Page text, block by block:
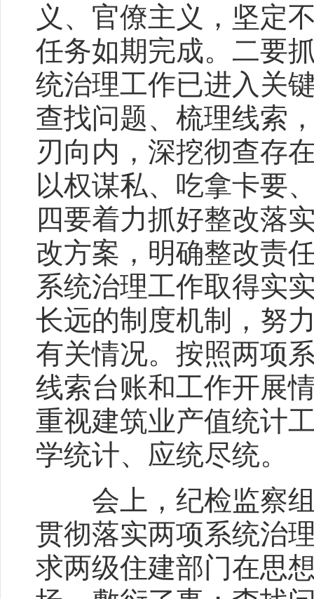
义、官僚主义，坚定
任务如期完成。二要
统治理工作已进入关
查找问题、梳理线索
刃向内，深挖彻查存
以权谋私、吃拿卡要
四要着力抓好整改落
改方案，明确整改责
系统治理工作取得实
长远的制度机制，努
有关情况。按照两项
线索台账和工作开展
重视建筑业产值统计
学统计、应统尽统。
会上，纪检监察组
贯彻落实两项系统治
求两级住建部门在思